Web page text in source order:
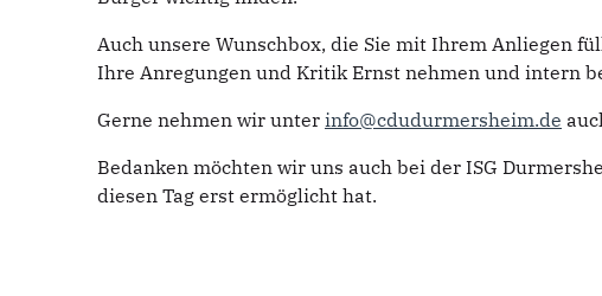
Auch unsere Wunschbox, die Sie mit Ihrem Anliegen
Ihre Anregungen und Kritik Ernst nehmen und intern
Gerne nehmen wir unter info@cdudurmersheim.de
Bedanken möchten wir uns auch bei der ISG
diesen Tag erst ermöglicht hat.